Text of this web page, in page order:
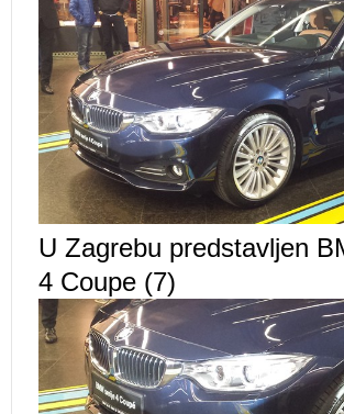
U Zagrebu predstavljen
4 Coupe (7)